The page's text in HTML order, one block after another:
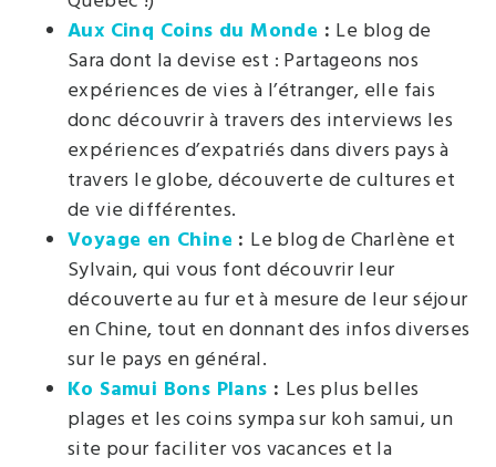
Aux Cinq Coins du Monde : Le blog de
Sara dont la devise est : Partageons nos
expériences de vies à l’étranger, elle fais
donc découvrir à travers des interviews les
expériences d’expatriés dans divers pays à
travers le globe, découverte de cultures et
de vie différentes.
Voyage en Chine : Le blog de Charlène et
Sylvain, qui vous font découvrir leur
découverte au fur et à mesure de leur séjour
en Chine, tout en donnant des infos diverses
sur le pays en général.
Ko Samui Bons Plans : Les plus belles
plages et les coins sympa sur koh samui, un
site pour faciliter vos vacances et la